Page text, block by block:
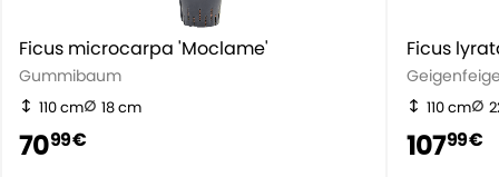
Ficus microcarpa 'Moclame'
Gummibaum
110 cm 18 cm
7099 €
Ficus
110 cm
10799 €